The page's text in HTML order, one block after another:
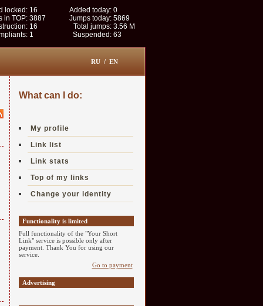
locked: 16 Added today: 0
in TOP: 3887 Jumps today: 5869
16 Total jumps: 3.56 M
1 Suspended: 63
RU / EN
What can I do:
My profile
Link list
Link stats
Top of my links
Change your identity
Functionality is limited
Full functionality of the "Your Short
Link" service is possible only after
payment. Thank You for using our
service.
Go to payment
Advertising